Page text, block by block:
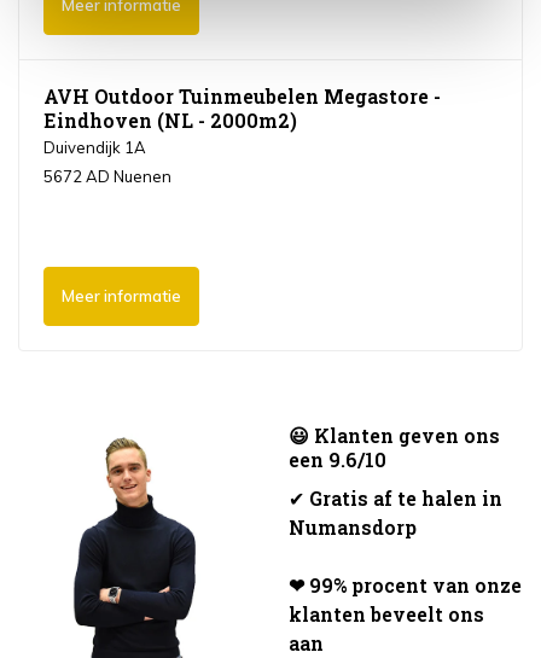
Meer informatie
AVH Outdoor Tuinmeubelen Megastore -
Eindhoven (NL - 2000m2)
Duivendijk 1A
5672 AD Nuenen
Meer informatie
😃 Klanten geven ons
een 9.6/10
✔ Gratis af te halen in
Numansdorp
❤ 99% procent van onze
klanten beveelt ons
aan